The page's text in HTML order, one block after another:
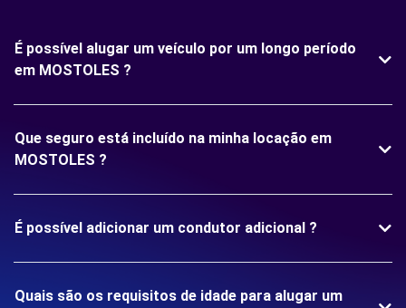
É possível alugar um veículo por um longo período
em MOSTOLES ?
Que seguro está incluído na minha locação em
MOSTOLES ?
É possível adicionar um condutor adicional ?
Quais são os requisitos de idade para alugar um